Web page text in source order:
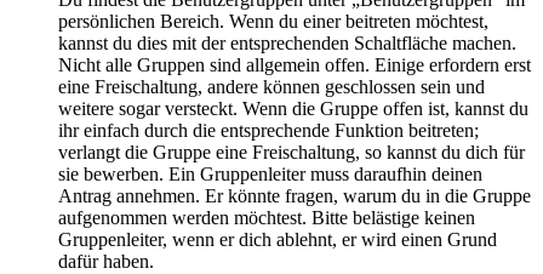
persönlichen Bereich. Wenn du einer beitreten möchtest,
kannst du dies mit der entsprechenden Schaltfläche machen.
Nicht alle Gruppen sind allgemein offen. Einige erfordern erst
eine Freischaltung, andere können geschlossen sein und
weitere sogar versteckt. Wenn die Gruppe offen ist, kannst du
ihr einfach durch die entsprechende Funktion beitreten;
verlangt die Gruppe eine Freischaltung, so kannst du dich für
sie bewerben. Ein Gruppenleiter muss daraufhin deinen
Antrag annehmen. Er könnte fragen, warum du in die Gruppe
aufgenommen werden möchtest. Bitte belästige keinen
Gruppenleiter, wenn er dich ablehnt, er wird einen Grund
dafür haben.